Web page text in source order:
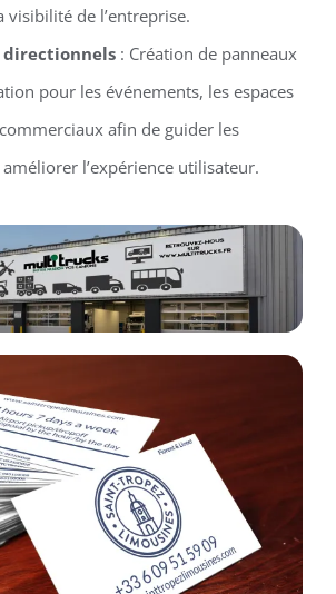
visibilité de l’entreprise.
directionnels: Création de panneaux
pour les événements, les espaces
afin de guider les
l’expérience utilisateur.